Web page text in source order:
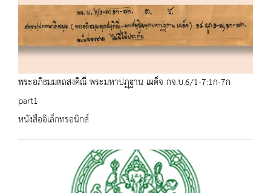
พระอภิธมฺมตฺถสงฺคิณี พระมหาปฏฺฐาน เผด็จ กจ.บ.6/1-7:1ก-7ก
part1
หนังสืออิเล็กทรอนิกส์